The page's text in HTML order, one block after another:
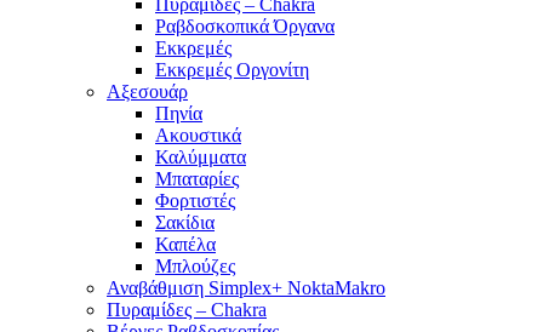
Ραβδοσκοπικά Όργανα
Εκκρεμές
Εκκρεμές Οργονίτη
Αξεσουάρ
Πηνία
Ακουστικά
Καλύμματα
Μπαταρίες
Φορτιστές
Σακίδια
Καπέλα
Μπλούζες
Αναβάθμιση Simplex+ NoktaMakro
Πυραμίδες – Chakra